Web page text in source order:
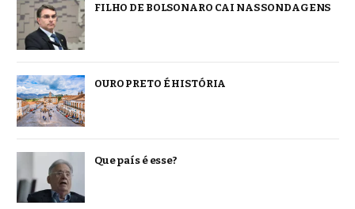
FILHO DE BOLSONARO CAI NAS SONDAGENS
OURO PRETO É HISTÓRIA
Que país é esse?